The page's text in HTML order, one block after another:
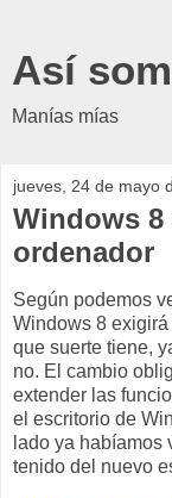
Así
Manías mías
jueves, 24 de mayo
Windows
ordenador
Según podemos
Windows 8
que suerte tiene,
no. El cambio
extender las
el escritorio de
lado ya habíamos
tenido del nuevo